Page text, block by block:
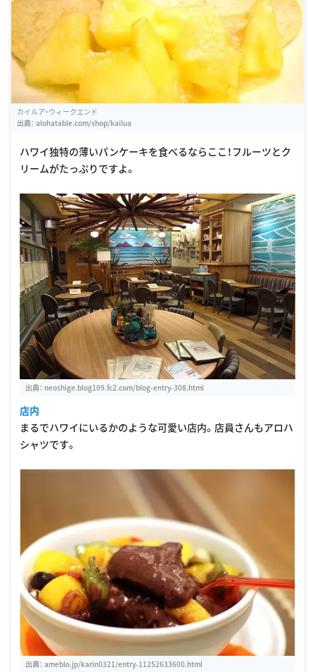
カイルア・ウィークエンド
出典： alohatable.com/shop/kailua
ハワイ独特の薄いパンケーキを食べるならここ！フルーツとク
リームがたっぷりですよ。
出典： neoshige.blog109.fc2.com/blog-entry-308.html
店内
まるでハワイにいるかのような可愛い店内。店員さんもアロハ
シャツです。
出典： ameblo.jp/karin0321/entry-11252633600.html